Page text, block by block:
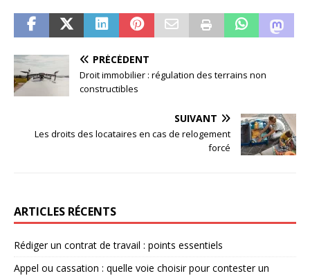
PRÉCÉDENT
Droit immobilier : régulation des terrains non
constructibles
SUIVANT
Les droits des locataires en cas de relogement
forcé
ARTICLES RÉCENTS
Rédiger un contrat de travail : points essentiels
Appel ou cassation : quelle voie choisir pour contester un